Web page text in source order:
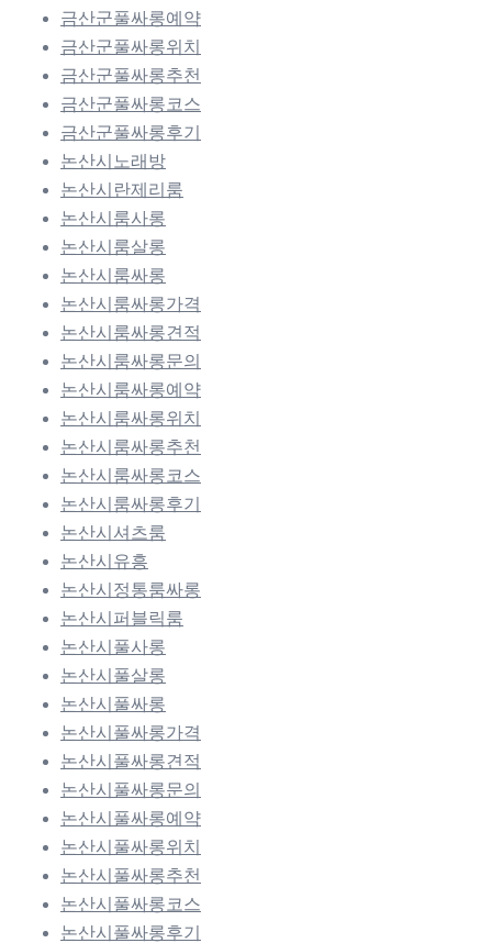
금산군풀싸롱예약
금산군풀싸롱위치
금산군풀싸롱추천
금산군풀싸롱코스
금산군풀싸롱후기
논산시노래방
논산시란제리룸
논산시룸사롱
논산시룸살롱
논산시룸싸롱
논산시룸싸롱가격
논산시룸싸롱견적
논산시룸싸롱문의
논산시룸싸롱예약
논산시룸싸롱위치
논산시룸싸롱추천
논산시룸싸롱코스
논산시룸싸롱후기
논산시셔츠룸
논산시유흥
논산시정통룸싸롱
논산시퍼블릭룸
논산시풀사롱
논산시풀살롱
논산시풀싸롱
논산시풀싸롱가격
논산시풀싸롱견적
논산시풀싸롱문의
논산시풀싸롱예약
논산시풀싸롱위치
논산시풀싸롱추천
논산시풀싸롱코스
논산시풀싸롱후기